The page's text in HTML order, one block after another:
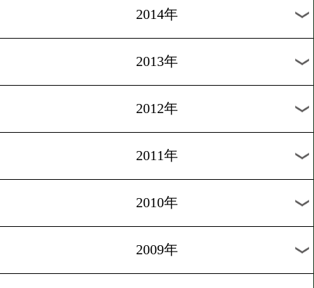
2020年
2018年